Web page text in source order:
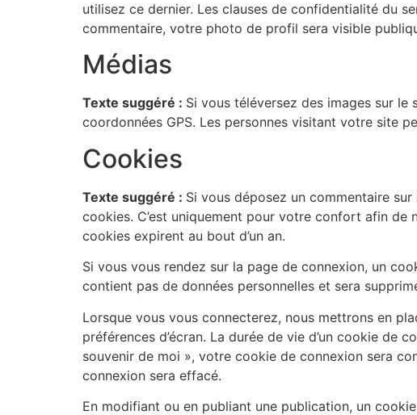
utilisez ce dernier. Les clauses de confidentialité du
commentaire, votre photo de profil sera visible
Médias
Texte suggéré : Si vous téléversez des images sur le
coordonnées GPS. Les personnes visitant votre site
Cookies
Texte suggéré : Si vous déposez un commentaire
cookies. C’est uniquement pour votre confort afin
cookies expirent au bout d’un an.
Si vous vous rendez sur la page de connexion, un
contient pas de données personnelles et sera
Lorsque vous vous connecterez, nous mettrons en
préférences d’écran. La durée de vie d’un cookie de
souvenir de moi », votre cookie de connexion sera
connexion sera effacé.
En modifiant ou en publiant une publication, un